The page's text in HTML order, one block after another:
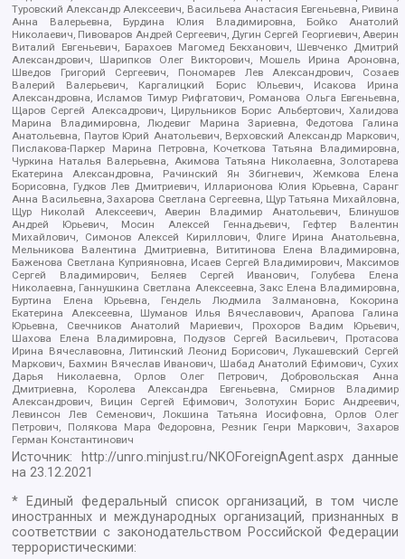
Туровский Александр Алексеевич, Васильева Анастасия Евгеньевна, Ривина
Анна Валерьевна, Бурдина Юлия Владимировна, Бойко Анатолий
Николаевич, Пивоваров Андрей Сергеевич, Дугин Сергей Георгиевич, Аверин
Виталий Евгеньевич, Барахоев Магомед Бекханович, Шевченко Дмитрий
Александрович, Шарипков Олег Викторович, Мошель Ирина Ароновна,
Шведов Григорий Сергеевич, Пономарев Лев Александрович, Созаев
Валерий Валерьевич, Каргалицкий Борис Юльевич, Исакова Ирина
Александровна, Исламов Тимур Рифгатович, Романова Ольга Евгеньевна,
Щаров Сергей Алексадрович, Цирульников Борис Альбертович, Халидова
Марина Владимировна, Людевиг Марина Зариевна, Федотова Галина
Анатольевна, Паутов Юрий Анатольевич, Верховский Александр Маркович,
Пислакова-Паркер Марина Петровна, Кочеткова Татьяна Владимировна,
Чуркина Наталья Валерьевна, Акимова Татьяна Николаевна, Золотарева
Екатерина Александровна, Рачинский Ян Збигневич, Жемкова Елена
Борисовна, Гудков Лев Дмитриевич, Илларионова Юлия Юрьевна, Саранг
Анна Васильевна, Захарова Светлана Сергеевна, Щур Татьяна Михайловна,
Щур Николай Алексеевич, Аверин Владимир Анатольевич, Блинушов
Андрей Юрьевич, Мосин Алексей Геннадьевич, Гефтер Валентин
Михайлович, Симонов Алексей Кириллович, Флиге Ирина Анатольевна,
Мельникова Валентина Дмитриевна, Вититинова Елена Владимировна,
Баженова Светлана Куприяновна, Исаев Сергей Владимирович, Максимов
Сергей Владимирович, Беляев Сергей Иванович, Голубева Елена
Николаевна, Ганнушкина Светлана Алексеевна, Закс Елена Владимировна,
Буртина Елена Юрьевна, Гендель Людмила Залмановна, Кокорина
Екатерина Алексеевна, Шуманов Илья Вячеславович, Арапова Галина
Юрьевна, Свечников Анатолий Мариевич, Прохоров Вадим Юрьевич,
Шахова Елена Владимировна, Подузов Сергей Васильевич, Протасова
Ирина Вячеславовна, Литинский Леонид Борисович, Лукашевский Сергей
Маркович, Бахмин Вячеслав Иванович, Шабад Анатолий Ефимович, Сухих
Дарья Николаевна, Орлов Олег Петрович, Добровольская Анна
Дмитриевна, Королева Александра Евгеньевна, Смирнов Владимир
Александрович, Вицин Сергей Ефимович, Золотухин Борис Андреевич,
Левинсон Лев Семенович, Локшина Татьяна Иосифовна, Орлов Олег
Петрович, Полякова Мара Федоровна, Резник Генри Маркович, Захаров
Герман Константинович
Источник: http://unro.minjust.ru/NKOForeignAgent.aspxданные
на23.12.2021
* Единый федеральный список организаций, в том числе
иностранных и международных организаций, признанных в
соответствии с законодательством Российской Федерации
террористическими: